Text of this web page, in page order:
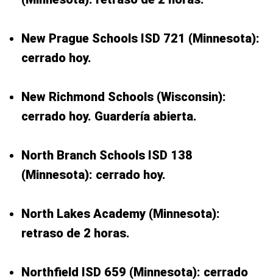
New Prague Schools ISD 721 (Minnesota):
cerrado hoy.
New Richmond Schools (Wisconsin):
cerrado hoy. Guardería abierta.
North Branch Schools ISD 138
(Minnesota): cerrado hoy.
North Lakes Academy (Minnesota):
retraso de 2 horas.
Northfield ISD 659 (Minnesota): cerrado